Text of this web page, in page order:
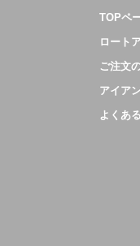
TOPペ
ロート
ご注文
アイア
よくあ